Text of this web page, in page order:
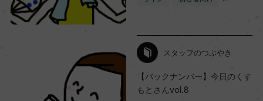
スタッフのつぶやき
【バックナンバー】今日のくす
もとさんvol.8